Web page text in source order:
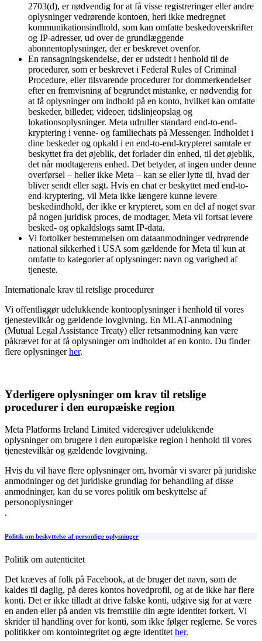
2703(d), er nødvendig for at få visse registreringer eller andre
oplysninger vedrørende kontoen, heri ikke medregnet
kommunikationsindhold, som kan omfatte beskedoverskrifter
og IP-adresser, ud over de grundlæggende
abonnentoplysninger, der er beskrevet ovenfor.
En ransagningskendelse, der er udstedt i henhold til de
procedurer, som er beskrevet i Federal Rules of Criminal
Procedure, eller tilsvarende procedurer for dommerkendelser
efter en fremvisning af begrundet mistanke, er nødvendig for
at få oplysninger om indhold på en konto, hvilket kan omfatte
beskeder, billeder, videoer, tidslinjeopslag og
lokationsoplysninger. Meta udruller standard end-to-end-
kryptering i venne- og familiechats på Messenger. Indholdet i
dine beskeder og opkald i en end-to-end-krypteret samtale er
beskyttet fra det øjeblik, det forlader din enhed, til det øjeblik,
det når modtagerens enhed. Det betyder, at ingen under denne
overførsel – heller ikke Meta – kan se eller lytte til, hvad der
bliver sendt eller sagt. Hvis en chat er beskyttet med end-to-
end-kryptering, vil Meta ikke længere kunne levere
beskedindhold, der ikke er krypteret, som en del af noget svar
på nogen juridisk proces, de modtager. Meta vil fortsat levere
besked- og opkaldslogs samt IP-data.
Vi fortolker bestemmelsen om dataanmodninger vedrørende
national sikkerhed i USA som gældende for Meta til kun at
omfatte to kategorier af oplysninger: navn og varighed af
tjeneste.
Internationale krav til retslige procedurer
Vi offentliggør udelukkende kontooplysninger i henhold til vores
tjenestevilkår og gældende lovgivning. En MLAT-anmodning
(Mutual Legal Assistance Treaty) eller retsanmodning kan være
påkrævet for at få oplysninger om indholdet af en konto. Du finder
flere oplysningerher.
Yderligere oplysninger om krav til retslige
procedurer i den europæiske region
Meta Platforms Ireland Limited videregiver udelukkende
oplysninger om brugere i den europæiske region i henhold til vores
tjenestevilkår og gældende lovgivning.
Hvis du vil have flere oplysninger om, hvornår vi svarer på juridiske
anmodninger og det juridiske grundlag for behandling af disse
anmodninger, kan du se vores politik om beskyttelse af
personoplysninger
.
Politik om beskyttelse af personlige oplysninger
Politik om autenticitet
Det kræves af folk på Facebook, at de bruger det navn, som de
kaldes til daglig, på deres kontos hovedprofil, og at de ikke har flere
konti. Det er ikke tilladt at drive falske konti, udgive sig for at være
en anden eller på anden vis fremstille din ægte identitet forkert. Vi
skrider til handling over for konti, som ikke følger reglerne. Se vores
politikker om kontointegritet og ægte identitet her.